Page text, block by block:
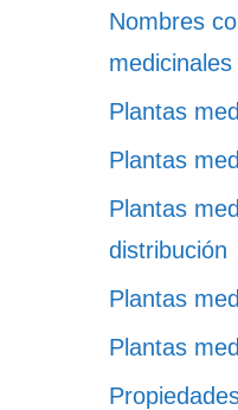
Nombres
medicinales
Plantas
Plantas
Plantas
distribución
Plantas
Plantas